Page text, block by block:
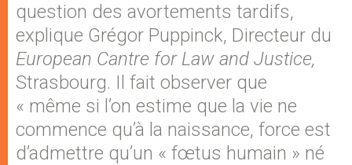
question des avortements tardifs,
explique Grégor Puppinck, Directeur du
European Cantre for Law and Justice,
Strasbourg. Il fait observer que
« même si l’on estime que la vie ne
commence qu’à la naissance, force est
d’admettre qu’un « fœtus humain » né